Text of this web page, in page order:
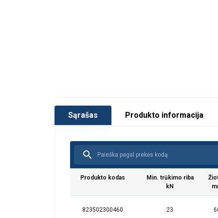
Sąrašas Produkto informacija
Produkto kodas
Min. trūkimo riba
kN
823502300460 23
Ši svetainė
Naudojame
informacija apie
ją sujungti su